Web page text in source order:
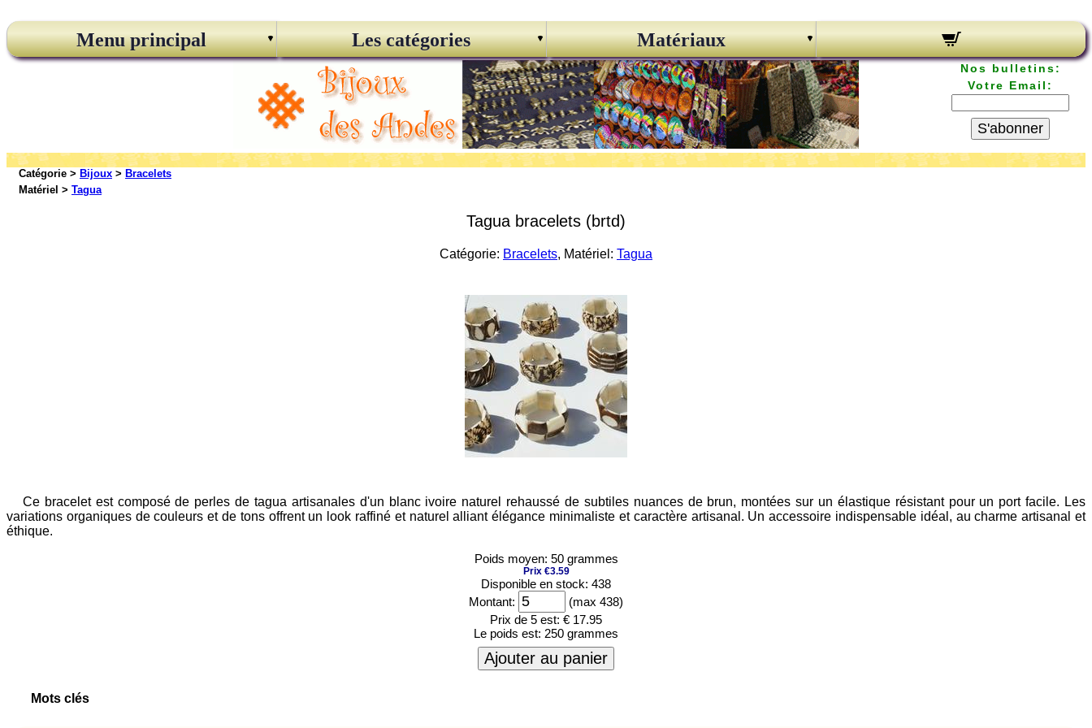
Menu principal Les catégories Matériaux
Nos bulletins:
Votre Email:
S'abonner
Catégorie > Bijoux > Bracelets
Matériel > Tagua
Tagua bracelets (brtd)
Catégorie: Bracelets, Matériel: Tagua
Ce bracelet est composé de perles de tagua artisanales d'un blanc ivoire naturel rehaussé de subtiles nuances de brun, montées sur un élastique résistant pour un port facile. Les
variations organiques de couleurs et de tons offrent un look raffiné et naturel alliant élégance minimaliste et caractère artisanal. Un accessoire indispensable idéal, au charme artisanal et
éthique.
Poids moyen: 50 grammes
Prix €3.59
Disponible en stock: 438
Montant:
(max 438)
Prix de 5 est: € 17.95
Le poids est: 250 grammes
Ajouter au panier
Mots clés